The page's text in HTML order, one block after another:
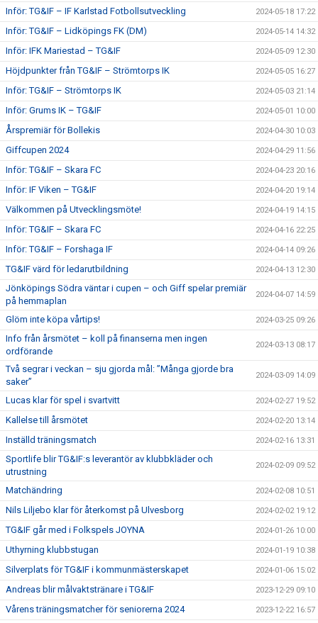
Inför: TG&IF – IF Karlstad Fotbollsutveckling 2024-05-18 17:22
Inför: TG&IF – Lidköpings FK (DM) 2024-05-14 14:32
Inför: IFK Mariestad – TG&IF 2024-05-09 12:30
Höjdpunkter från TG&IF – Strömtorps IK 2024-05-05 16:27
Inför: TG&IF – Strömtorps IK 2024-05-03 21:14
Inför: Grums IK – TG&IF 2024-05-01 10:00
Årspremiär för Bollekis 2024-04-30 10:03
Giffcupen 2024 2024-04-29 11:56
Inför: TG&IF – Skara FC 2024-04-23 20:16
Inför: IF Viken – TG&IF 2024-04-20 19:14
Välkommen på Utvecklingsmöte! 2024-04-19 14:15
Inför: TG&IF – Skara FC 2024-04-16 22:25
Inför: TG&IF – Forshaga IF 2024-04-14 09:26
TG&IF värd för ledarutbildning 2024-04-13 12:30
Jönköpings Södra väntar i cupen – och Giff spelar premiär
på hemmaplan
2024-04-07 14:59
Glöm inte köpa vårtips! 2024-03-25 09:26
Info från årsmötet – koll på finanserna men ingen
ordförande
2024-03-13 08:17
Två segrar i veckan – sju gjorda mål: ”Många gjorde bra
saker”
2024-03-09 14:09
Lucas klar för spel i svartvitt 2024-02-27 19:52
Kallelse till årsmötet 2024-02-20 13:14
Inställd träningsmatch 2024-02-16 13:31
Sportlife blir TG&IF:s leverantör av klubbkläder och
utrustning
2024-02-09 09:52
Matchändring 2024-02-08 10:51
Nils Liljebo klar för återkomst på Ulvesborg 2024-02-02 19:12
TG&IF går med i Folkspels JOYNA 2024-01-26 10:00
Uthyrning klubbstugan 2024-01-19 10:38
Silverplats för TG&IF i kommunmästerskapet 2024-01-06 15:02
Andreas blir målvaktstränare i TG&IF 2023-12-29 09:10
Vårens träningsmatcher för seniorerna 2024 2023-12-22 16:57